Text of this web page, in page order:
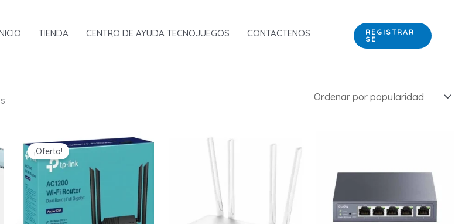
TIENDA CENTRO DE AYUDA TECNOJUEGOS CONTACTENOS
REGISTRAR
SE
¡Oferta!